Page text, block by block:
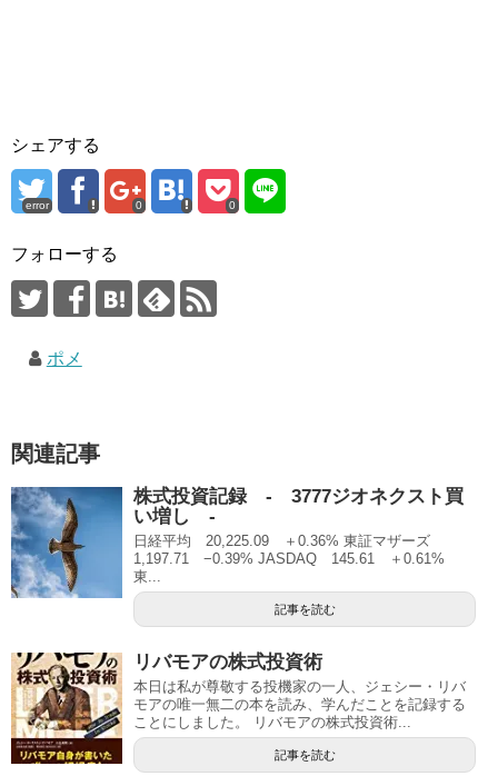
シェアする
error 0 0
フォローする
ポメ
関連記事
株式投資記録 - 3777ジオネクスト買
い増し -
日経平均 20,225.09 ＋0.36% 東証マザーズ
1,197.71 −0.39% JASDAQ 145.61 ＋0.61%
東...
記事を読む
リバモアの株式投資術
本日は私が尊敬する投機家の一人、ジェシー・リバ
モアの唯一無二の本を読み、学んだことを記録する
ことにしました。 リバモアの株式投資術...
記事を読む